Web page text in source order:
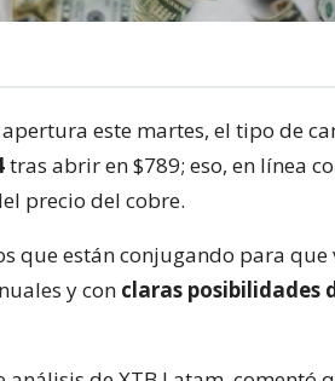
este martes, el tipo de
tras abrir en $789; eso, en línea
precio del cobre.
que están conjugando para
y con claras posibilidades